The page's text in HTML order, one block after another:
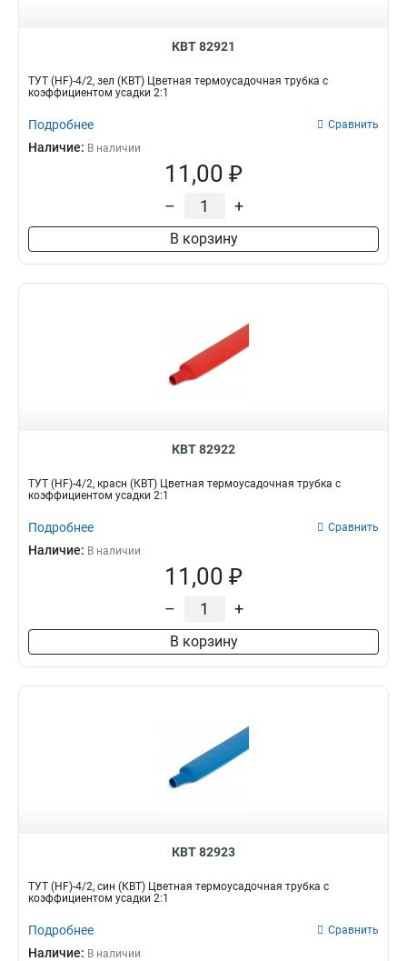
КВТ 82921
ТУТ (HF)-4/2, зел (КВТ) Цветная термоусадочная трубка с
коэффициентом усадки 2:1
Подробнее Сравнить
Наличие: В наличии
11,00 ₽
– +
В корзину
КВТ 82922
ТУТ (HF)-4/2, красн (КВТ) Цветная термоусадочная трубка с
коэффициентом усадки 2:1
Подробнее Сравнить
Наличие: В наличии
11,00 ₽
– +
В корзину
КВТ 82923
ТУТ (HF)-4/2, син (КВТ) Цветная термоусадочная трубка с
коэффициентом усадки 2:1
Подробнее Сравнить
Наличие: В наличии